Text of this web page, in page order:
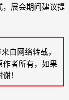
，展会期间建议提
自网络转载，
作者所有，如果
！